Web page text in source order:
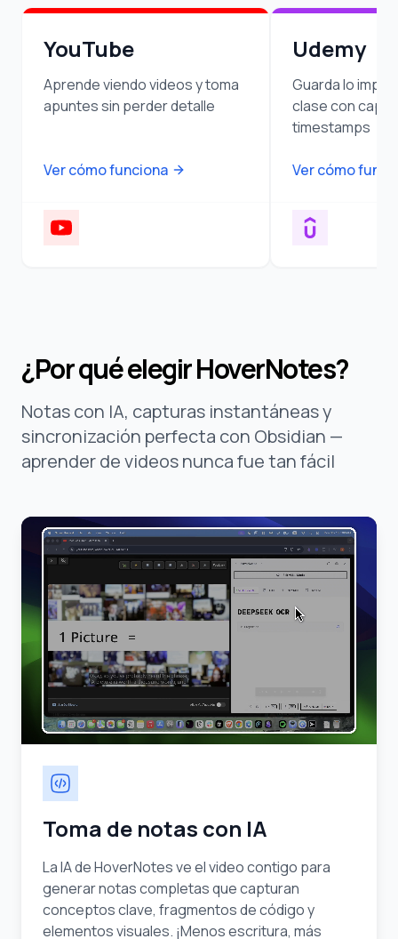
YouTube
Aprende viendo videos y toma
apuntes sin perder detalle
Ver cómo funciona
Udemy
Guarda lo
clase con
timestamps
Ver cómo
¿Por qué elegir HoverNotes?
Notas con IA, capturas instantáneas y
sincronización perfecta con Obsidian —
aprender de videos nunca fue tan fácil
Toma de notas con IA
La IA de HoverNotes ve el video contigo para
generar notas completas que capturan
conceptos clave, fragmentos de código y
elementos visuales. ¡Menos escritura, más